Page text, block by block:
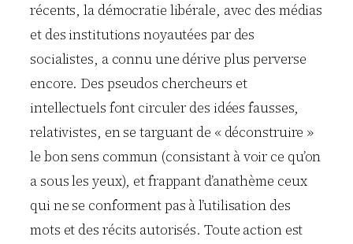
récents, la démocratie libérale, avec des médias
et des institutions noyautées par des
socialistes, a connu une dérive plus perverse
encore. Des pseudos chercheurs et
intellectuels font circuler des idées fausses,
relativistes, en se targuant de « déconstruire »
le bon sens commun (consistant à voir ce qu’on
a sous les yeux), et frappant d’anathème ceux
qui ne se conforment pas à l’utilisation des
mots et des récits autorisés. Toute action est